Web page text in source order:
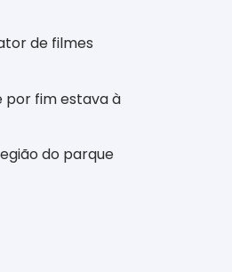
de filmes
por fim estava à
do parque